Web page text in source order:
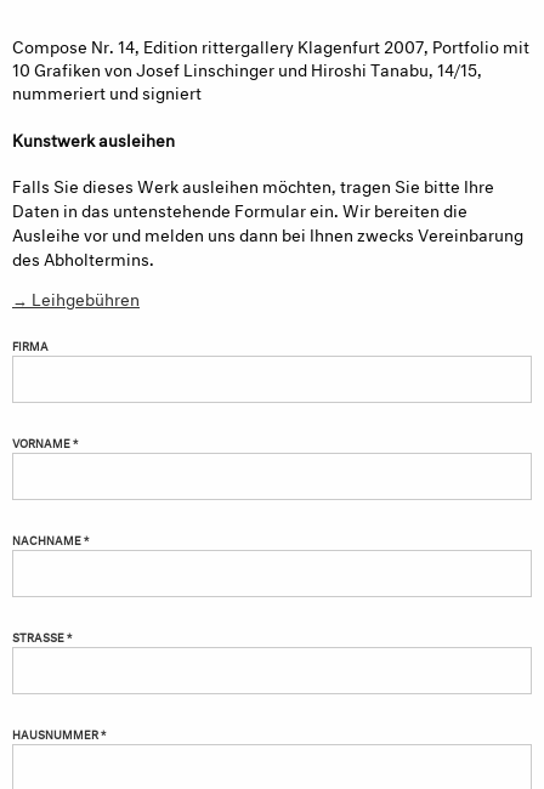
Compose Nr. 14, Edition rittergallery Klagenfurt 2007, Portfolio mit
10 Grafiken von Josef Linschinger und Hiroshi Tanabu, 14/15,
nummeriert und signiert
Kunstwerk ausleihen
Falls Sie dieses Werk ausleihen möchten, tragen Sie bitte Ihre
Daten in das untenstehende Formular ein. Wir bereiten die
Ausleihe vor und melden uns dann bei Ihnen zwecks Vereinbarung
des Abholtermins.
→ Leihgebühren
FIRMA
VORNAME *
NACHNAME *
STRASSE *
HAUSNUMMER *